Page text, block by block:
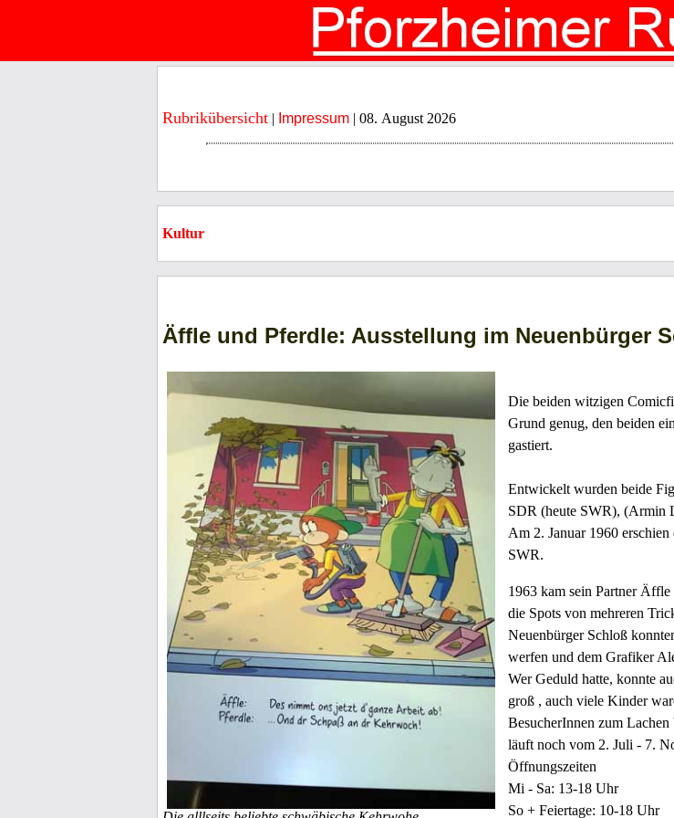
Rubrikübersicht | Impressum | 08. August 2026
Kultur
Äffle und Pferdle: Ausstellung im Neuenbürger
Die beiden witzigen
Grund genug, den beiden
gastiert.
Entwickelt wurden beide
SDR (heute SWR), (Armin
Am 2. Januar 1960
SWR.
1963 kam sein Partner
die Spots von mehreren
Neuenbürger Schloß
werfen und dem Grafiker
Wer Geduld hatte, konnte
groß , auch viele Kinder
BesucherInnen zum
läuft noch vom 2. Juli - 7.
Öffnungszeiten
Mi - Sa: 13-18 Uhr
So + Feiertage: 10-18 Uhr